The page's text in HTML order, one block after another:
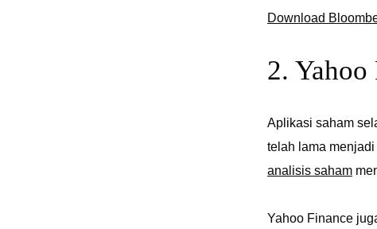
Download
2. Yahoo
Aplikasi saham
telah lama
analisis saham
Yahoo Finance